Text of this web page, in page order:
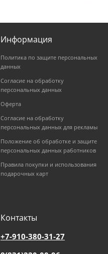
Информация
Политика по защите персональных
данных
Согласие на обработку
персональных данных
Оферта
Согласие на обработку
персональных данных для рекламы
Положение об обработке и защите
персональных данных работников
Правила покупки и использования
подарочных карт
Контакты
+7-910-380-31-27